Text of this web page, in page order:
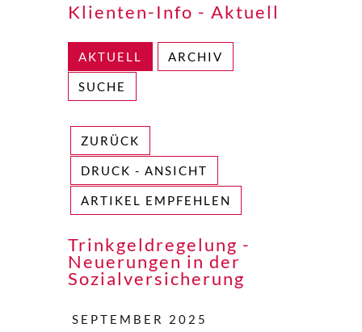
Klienten-Info - Aktuell
AKTUELL ARCHIV
SUCHE
ZURÜCK
DRUCK - ANSICHT
ARTIKEL EMPFEHLEN
Trinkgeldregelung -
Neuerungen in der
Sozialversicherung
SEPTEMBER 2025